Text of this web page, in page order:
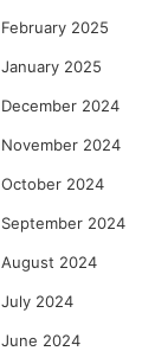
February 2025
January 2025
December 2024
November 2024
October 2024
September 2024
August 2024
July 2024
June 2024